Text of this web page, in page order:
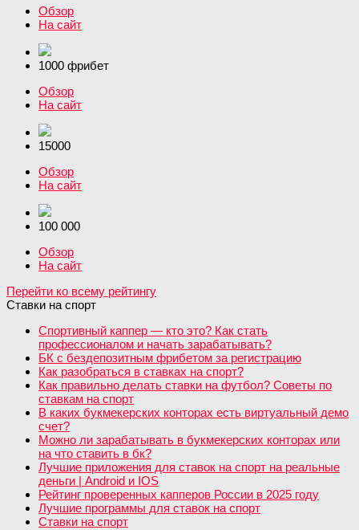
Обзор
На сайт
1000 фрибет
Обзор
На сайт
15000
Обзор
На сайт
100 000
Обзор
На сайт
Перейти ко всему рейтингу
Ставки на спорт
Спортивный каппер — кто это? Как стать
профессионалом и начать зарабатывать?
БК с бездепозитным фрибетом за регистрацию
Как разобраться в ставках на спорт?
Как правильно делать ставки на футбол? Советы по
ставкам на спорт
В каких букмекерских конторах есть виртуальный демо
счет?
Можно ли зарабатывать в букмекерских конторах или
на что ставить в бк?
Лучшие приложения для ставок на спорт на реальные
деньги | Android и IOS
Рейтинг проверенных капперов России в 2025 году
Лучшие программы для ставок на спорт
Ставки на спорт